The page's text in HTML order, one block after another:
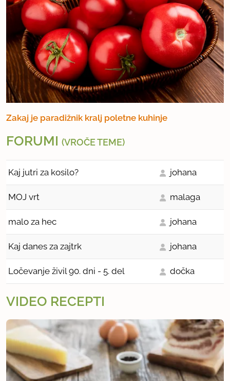
Zakaj je paradižnik kralj poletne kuhinje
FORUMI (VROČE TEME)
Kaj jutri za kosilo? johana
MOJ vrt malaga
malo za hec johana
Kaj danes za zajtrk johana
Ločevanje živil 90. dni - 5. del dočka
VIDEO RECEPTI